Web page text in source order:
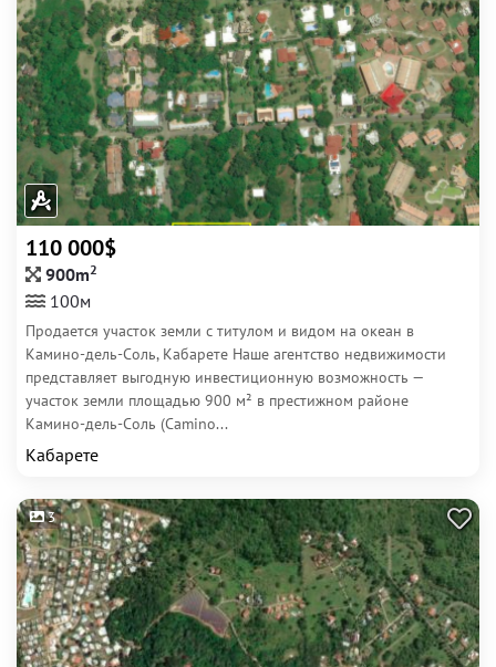
110 000$
900m2
100м
Продается участок земли с титулом и видом на океан в
Камино-дель-Соль, Кабарете Наше агентство недвижимости
представляет выгодную инвестиционную возможность —
участок земли площадью 900 м² в престижном районе
Камино-дель-Соль (Camino...
Кабарете
3